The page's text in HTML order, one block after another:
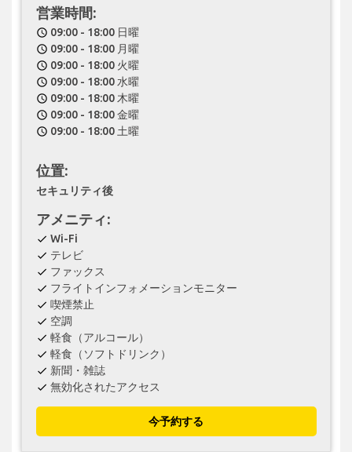
営業時間:
schedule 09:00 - 18:00 日曜
schedule 09:00 - 18:00 月曜
schedule 09:00 - 18:00 火曜
schedule 09:00 - 18:00 水曜
schedule 09:00 - 18:00 木曜
schedule 09:00 - 18:00 金曜
schedule 09:00 - 18:00 土曜
位置:
セキュリティ後
アメニティ:
check Wi-Fi
check テレビ
check ファックス
check フライトインフォメーションモニター
check 喫煙禁止
check 空調
check 軽食（アルコール）
check 軽食（ソフトドリンク）
check 新聞・雑誌
check 無効化されたアクセス
今予約する